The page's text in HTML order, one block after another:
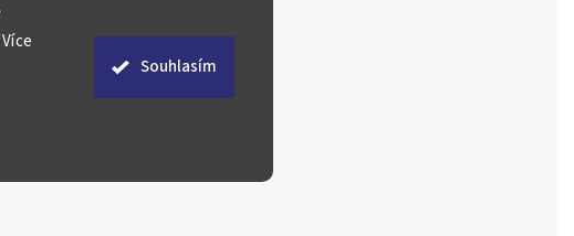
Více
Souhlasím